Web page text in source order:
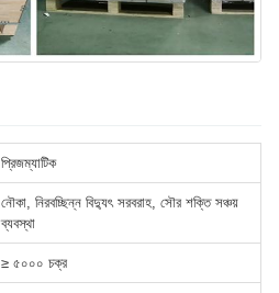
প্রিজম্যাটিক
নৌকা, নিরবচ্ছিন্ন বিদ্যুৎ সরবরাহ, সৌর শক্তি সঞ্চয়
ব্যবস্থা
≥ ৫০০০ চক্র